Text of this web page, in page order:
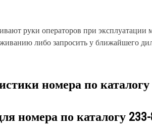
руки операторов при
либо запросить у ближайшего
номера по каталогу
номера по каталогу